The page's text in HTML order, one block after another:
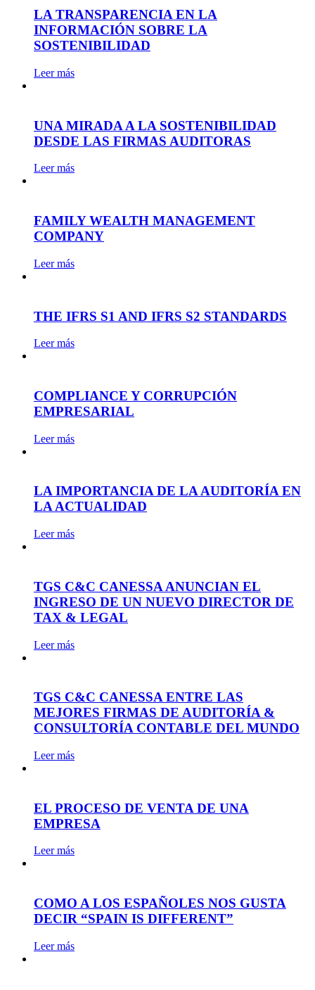
LA TRANSPARENCIA EN LA
INFORMACIÓN SOBRE LA
SOSTENIBILIDAD
Leer más
UNA MIRADA A LA SOSTENIBILIDAD
DESDE LAS FIRMAS AUDITORAS
Leer más
FAMILY WEALTH MANAGEMENT
COMPANY
Leer más
THE IFRS S1 AND IFRS S2 STANDARDS
Leer más
COMPLIANCE Y CORRUPCIÓN
EMPRESARIAL
Leer más
LA IMPORTANCIA DE LA AUDITORÍA EN
LA ACTUALIDAD
Leer más
TGS C&C CANESSA ANUNCIAN EL
INGRESO DE UN NUEVO DIRECTOR DE
TAX & LEGAL
Leer más
TGS C&C CANESSA ENTRE LAS
MEJORES FIRMAS DE AUDITORÍA &
CONSULTORÍA CONTABLE DEL MUNDO
Leer más
EL PROCESO DE VENTA DE UNA
EMPRESA
Leer más
COMO A LOS ESPAÑOLES NOS GUSTA
DECIR “SPAIN IS DIFFERENT”
Leer más